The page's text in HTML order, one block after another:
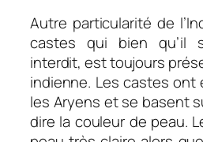
Autre particularité de
castes qui bien qu’il
interdit, est toujours
indienne. Les castes
les Aryens et se basent
dire la couleur de peau.